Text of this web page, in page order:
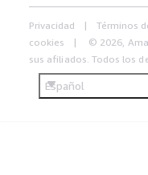
Privacidad Términos
cookies
© 2026,
sus afiliados. Todos los
Español